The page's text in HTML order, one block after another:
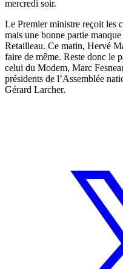
mercredi soir.
Le Premier ministre reçoit les
mais une bonne partie
Retailleau. Ce matin, Hervé
faire de même. Reste donc le
celui du Modem, Marc
présidents de l’Assemblée
Gérard Larcher.